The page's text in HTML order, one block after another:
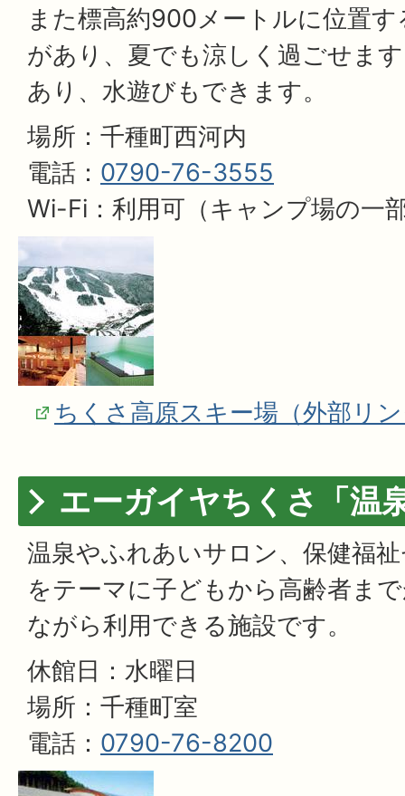
また標高約900メートルに位置
があり、夏でも涼しく過ごせま
あり、水遊びもできます。
場所：千種町西河内
電話： 0790-76-3555
Wi-Fi：利用可（キャンプ場の一
ちくさ高原スキー場（外部リ
エーガイヤちくさ「温
温泉やふれあいサロン、保健福
をテーマに子どもから高齢者ま
ながら利用できる施設です。
休館日：水曜日
場所：千種町室
電話： 0790-76-8200